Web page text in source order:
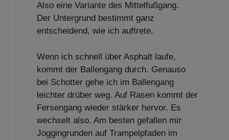
Also eine Variante des Mittelfußgang.
Der Untergrund bestimmt ganz
entscheidend, wie ich auftrete.
Wenn ich schnell über Asphalt laufe,
kommt der Ballengang durch. Genauso
bei Schotter gehe ich im Ballengang
leichter drüber weg. Auf Rasen kommt der
Fersengang wieder stärker hervor. Es
wechselt also. Am besten gefallen mir
Joggingrunden auf Trampelpfaden im